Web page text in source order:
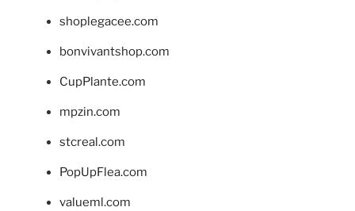
shoplegacee.com
bonvivantshop.com
CupPlante.com
mpzin.com
stcreal.com
PopUpFlea.com
valueml.com